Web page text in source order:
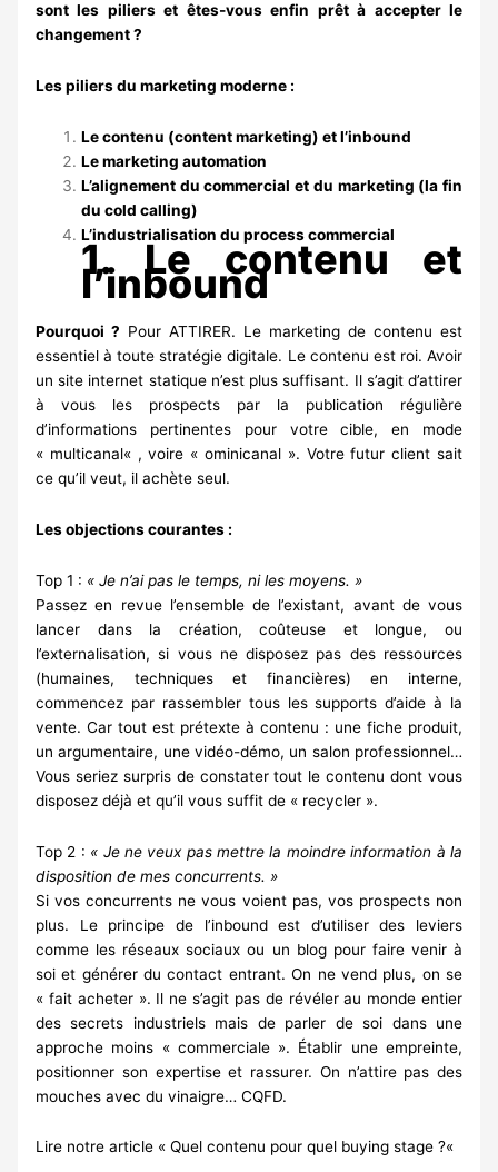
sont les piliers et êtes-vous enfin prêt à accepter le
changement ?
Les piliers du marketing moderne :
Le contenu (content marketing) et l’inbound
Le marketing automation
L’alignement du commercial et du marketing (la fin
du cold calling)
L’industrialisation du process commercial
1. Le contenu et
l’inbound
Pourquoi ? Pour ATTIRER. Le marketing de contenu est
essentiel à toute stratégie digitale. Le contenu est roi. Avoir
un site internet statique n’est plus suffisant. Il s’agit d’attirer
à vous les prospects par la publication régulière
d’informations pertinentes pour votre cible, en mode
« multicanal« , voire « ominicanal ». Votre futur client sait
ce qu’il veut, il achète seul.
Les objections courantes :
Top 1 : « Je n’ai pas le temps, ni les moyens. »
Passez en revue l’ensemble de l’existant, avant de vous
lancer dans la création, coûteuse et longue, ou
l’externalisation, si vous ne disposez pas des ressources
(humaines, techniques et financières) en interne,
commencez par rassembler tous les supports d’aide à la
vente. Car tout est prétexte à contenu : une fiche produit,
un argumentaire, une vidéo-démo, un salon professionnel…
Vous seriez surpris de constater tout le contenu dont vous
disposez déjà et qu’il vous suffit de « recycler ».
Top 2 : « Je ne veux pas mettre la moindre information à la
disposition de mes concurrents. »
Si vos concurrents ne vous voient pas, vos prospects non
plus. Le principe de l’inbound est d’utiliser des leviers
comme les réseaux sociaux ou un blog pour faire venir à
soi et générer du contact entrant. On ne vend plus, on se
« fait acheter ». Il ne s’agit pas de révéler au monde entier
des secrets industriels mais de parler de soi dans une
approche moins « commerciale ». Établir une empreinte,
positionner son expertise et rassurer. On n’attire pas des
mouches avec du vinaigre… CQFD.
Lire notre article « Quel contenu pour quel buying stage ?«